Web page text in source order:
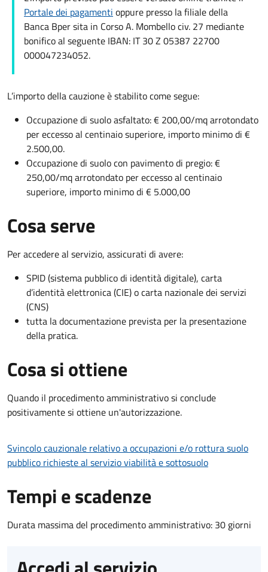
Portale dei pagamenti oppure presso la filiale della
Banca Bper sita in Corso A. Mombello civ. 27 mediante
bonifico al seguente IBAN: IT 30 Z 05387 22700
000047234052.
L’importo della cauzione è stabilito come segue:
Occupazione di suolo asfaltato: € 200,00/mq arrotondato
per eccesso al centinaio superiore, importo minimo di €
2.500,00.
Occupazione di suolo con pavimento di pregio: €
250,00/mq arrotondato per eccesso al centinaio
superiore, importo minimo di € 5.000,00
Cosa serve
Per accedere al servizio, assicurati di avere:
SPID (sistema pubblico di identità digitale), carta
d’identità elettronica (CIE) o carta nazionale dei servizi
(CNS)
tutta la documentazione prevista per la presentazione
della pratica.
Cosa si ottiene
Quando il procedimento amministrativo si conclude
positivamente si ottiene un'autorizzazione.
Svincolo cauzionale relativo a occupazioni e/o rottura suolo
pubblico richieste al servizio viabilità e sottosuolo
Tempi e scadenze
Durata massima del procedimento amministrativo: 30 giorni